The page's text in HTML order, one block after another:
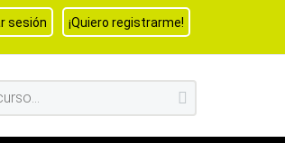
sesión ¡Quiero registrarme!